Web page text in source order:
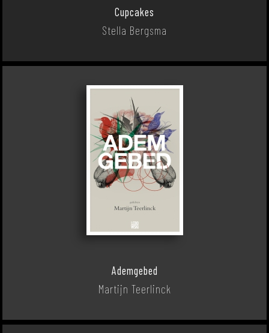
Cupcakes
Stella Bergsma
Ademgebed
Martijn Teerlinck